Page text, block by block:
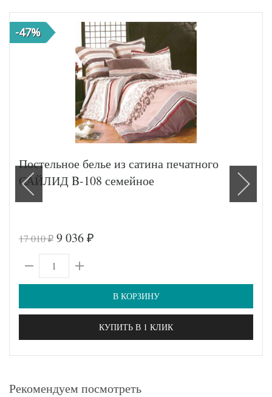
-47%
Постельное белье из сатина печатного
САЙЛИД B-108 семейное
17 010₽ 9 036 ₽
В КОРЗИНУ
КУПИТЬ В 1 КЛИК
Рекомендуем посмотреть